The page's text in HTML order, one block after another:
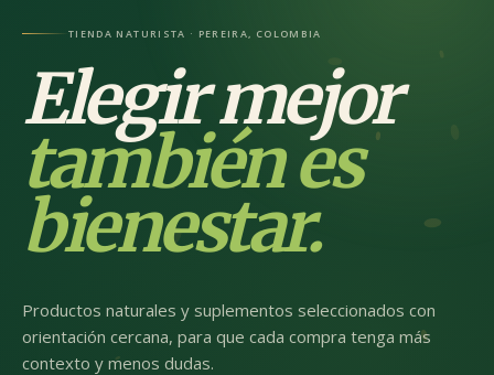
TIENDA NATURISTA · PEREIRA, COLOMBIA
Elegir mejor
también es
bienestar.
Productos naturales y suplementos seleccionados con
orientación cercana, para que cada compra tenga más
contexto y menos dudas.